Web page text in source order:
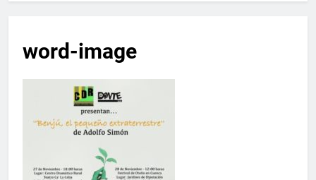
word-image